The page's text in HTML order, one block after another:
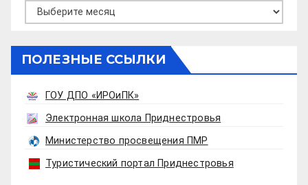
Архивы
ПОЛЕЗНЫЕ ССЫЛКИ
ГОУ ДПО «ИРОиПК»
Электронная школа Приднестровья
Министерство просвещения ПМР
Туристический портал Приднестровья